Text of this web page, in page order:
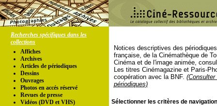
Recherches spécifiques dans les
collections
Affiches
Archives
Articles de périodiques
Dessins
Ouvrages
Photos en accés réservé
Revues de presse
Vidéos (DVD et VHS)
Notices descriptives des
française, de la Cinémathèque de
Cinéma et de l'image animée,
Les titres Cinémagazine et Paris-
coopération avec la BNF.
périodiques)
Sélectionner les critères de